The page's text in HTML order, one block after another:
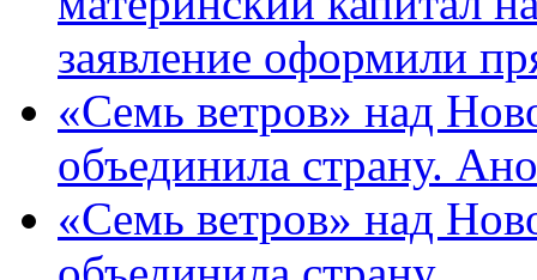
заявление оформили
«Семь ветров» над
объединила страну.
«Семь ветров» над